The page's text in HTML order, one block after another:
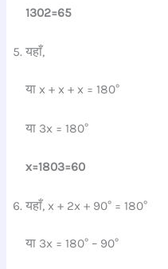
1302=65
यहाँ,
या x + x + x = 180°
या 3x = 180°
x=1803=60
यहाँ, x + 2x + 90° = 180°
या 3x = 180° – 90°